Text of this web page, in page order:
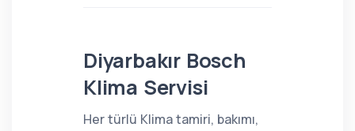
Diyarbakır Bosch
Klima Servisi
Her türlü Klima tamiri, bakımı,